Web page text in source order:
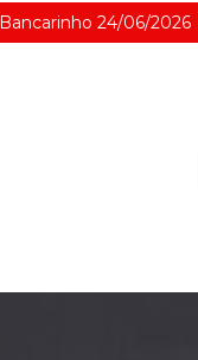
Bancarinho 24/06/2026